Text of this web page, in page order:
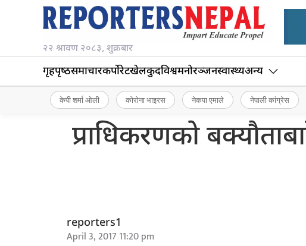
२२ श्रावण २०८३, शुक्रबार
गृहपृष्‍ठसमाचारकर्पोरेटखेलकुदविश्वमनोरञ्जनस्वास्थ्यअन्य
केपी शर्मा ओली कोरोना भाइरस नेकपा एमाले नेपाली कांग्रेस
प्राधिकरणको
reporters1
April 3, 2017 11:20 pm